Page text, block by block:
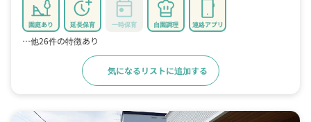
園庭あり 延長保育 一時保育 自園調理 連絡アプリ
…他26件の特徴あり
気になるリストに追加する